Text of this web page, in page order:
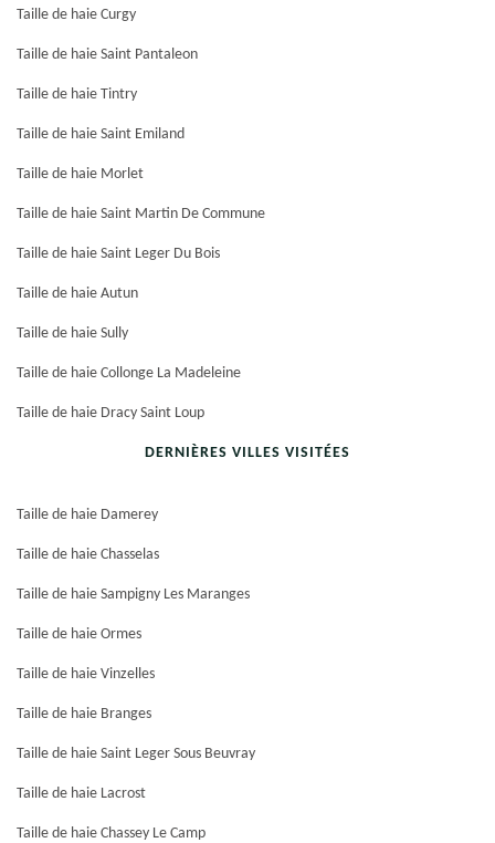
Taille de haie Curgy
Taille de haie Saint Pantaleon
Taille de haie Tintry
Taille de haie Saint Emiland
Taille de haie Morlet
Taille de haie Saint Martin De Commune
Taille de haie Saint Leger Du Bois
Taille de haie Autun
Taille de haie Sully
Taille de haie Collonge La Madeleine
Taille de haie Dracy Saint Loup
DERNIÈRES VILLES VISITÉES
Taille de haie Damerey
Taille de haie Chasselas
Taille de haie Sampigny Les Maranges
Taille de haie Ormes
Taille de haie Vinzelles
Taille de haie Branges
Taille de haie Saint Leger Sous Beuvray
Taille de haie Lacrost
Taille de haie Chassey Le Camp